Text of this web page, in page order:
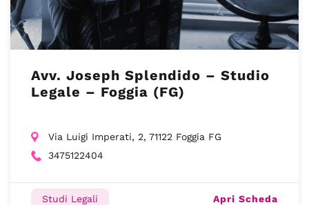
Avv. Joseph Splendido – Studio
Legale – Foggia (FG)
Via Luigi Imperati, 2, 71122 Foggia FG
3475122404
Studi Legali Apri Scheda